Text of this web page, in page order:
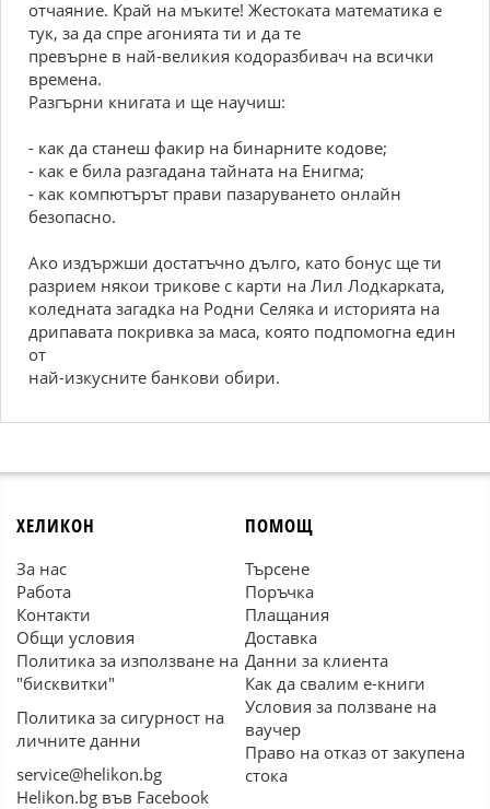
отчаяние. Край на мъките! Жестоката математика е
тук, за да спре агонията ти и да те
превърне в най-великия кодоразбивач на всички
времена.
Разгърни книгата и ще научиш:
- как да станеш факир на бинарните кодове;
- как е била разгадана тайната на Енигма;
- как компютърът прави пазаруването онлайн
безопасно.
Ако издържши достатъчно дълго, като бонус ще ти
разрием някои трикове с карти на Лил Лодкарката,
коледната загадка на Родни Селяка и историята на
дрипавата покривка за маса, която подпомогна един
от
най-изкусните банкови обири.
ХЕЛИКОН
За нас
Работа
Контакти
Общи условия
Политика за използване на
"бисквитки"
Политика за сигурност на
личните данни
service@helikon.bg
Helikon.bg във Facebook
ПОМОЩ
Търсене
Поръчка
Плащания
Доставка
Данни за клиента
Как да свалим е-книги
Условия за ползване на
ваучер
Право на отказ от закупена
стока